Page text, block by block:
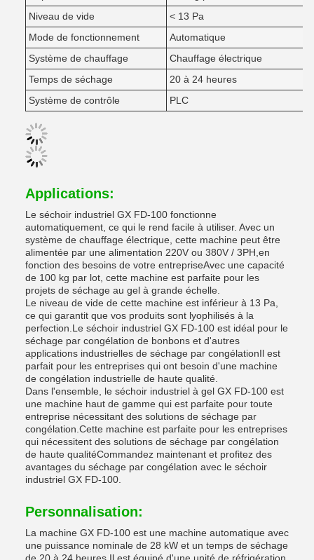
Niveau de vide
< 13 Pa
Mode de fonctionnement
Automatique
Système de chauffage
Chauffage électrique
Temps de séchage
20 à 24 heures
Système de contrôle
PLC
Applications:
Le séchoir industriel GX FD-100 fonctionne
automatiquement, ce qui le rend facile à utiliser. Avec un
système de chauffage électrique, cette machine peut être
alimentée par une alimentation 220V ou 380V / 3PH,en
fonction des besoins de votre entrepriseAvec une capacité
de 100 kg par lot, cette machine est parfaite pour les
projets de séchage au gel à grande échelle.
Le niveau de vide de cette machine est inférieur à 13 Pa,
ce qui garantit que vos produits sont lyophilisés à la
perfection.Le séchoir industriel GX FD-100 est idéal pour le
séchage par congélation de bonbons et d'autres
applications industrielles de séchage par congélationIl est
parfait pour les entreprises qui ont besoin d'une machine
de congélation industrielle de haute qualité.
Dans l'ensemble, le séchoir industriel à gel GX FD-100 est
une machine haut de gamme qui est parfaite pour toute
entreprise nécessitant des solutions de séchage par
congélation.Cette machine est parfaite pour les entreprises
qui nécessitent des solutions de séchage par congélation
de haute qualitéCommandez maintenant et profitez des
avantages du séchage par congélation avec le séchoir
industriel GX FD-100.
Personnalisation:
La machine GX FD-100 est une machine automatique avec
une puissance nominale de 28 kW et un temps de séchage